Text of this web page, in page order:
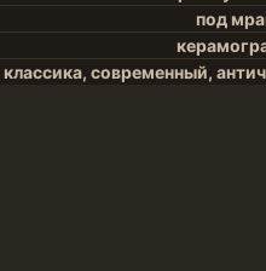
под
классика, современный,